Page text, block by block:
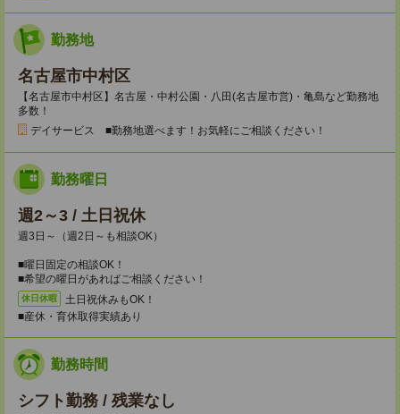
勤務地
名古屋市中村区
【名古屋市中村区】名古屋・中村公園・八田(名古屋市営)・亀島など勤務地
多数！
デイサービス ■勤務地選べます！お気軽にご相談ください！
勤務曜日
週2～3 / 土日祝休
週3日～（週2日～も相談OK）
■曜日固定の相談OK！
■希望の曜日があればご相談ください！
休日休暇
土日祝休みもOK！
■産休・育休取得実績あり
勤務時間
シフト勤務 / 残業なし